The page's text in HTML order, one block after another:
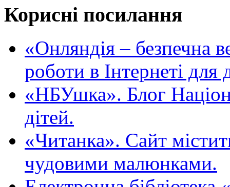
Корисні посилання
«Oнляндія – безпечна
роботи в Інтернеті для
«НБУшка». Блог
дітей.
«Читанка». Сайт
чудовими малюнками.